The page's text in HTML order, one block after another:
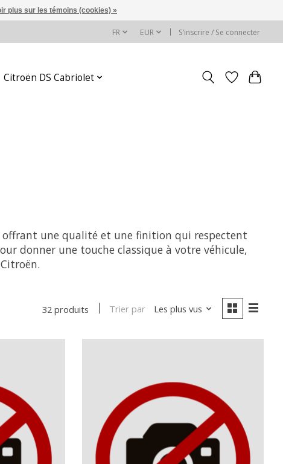
FR EUR S’inscrire / Se connecter
Citroën DS Cabriolet
offrant une qualité et une finition qui respectent
donner une touche classique à votre véhicule,
32 produits Trier par Les plus vus
plus sur les témoins (cookies) »